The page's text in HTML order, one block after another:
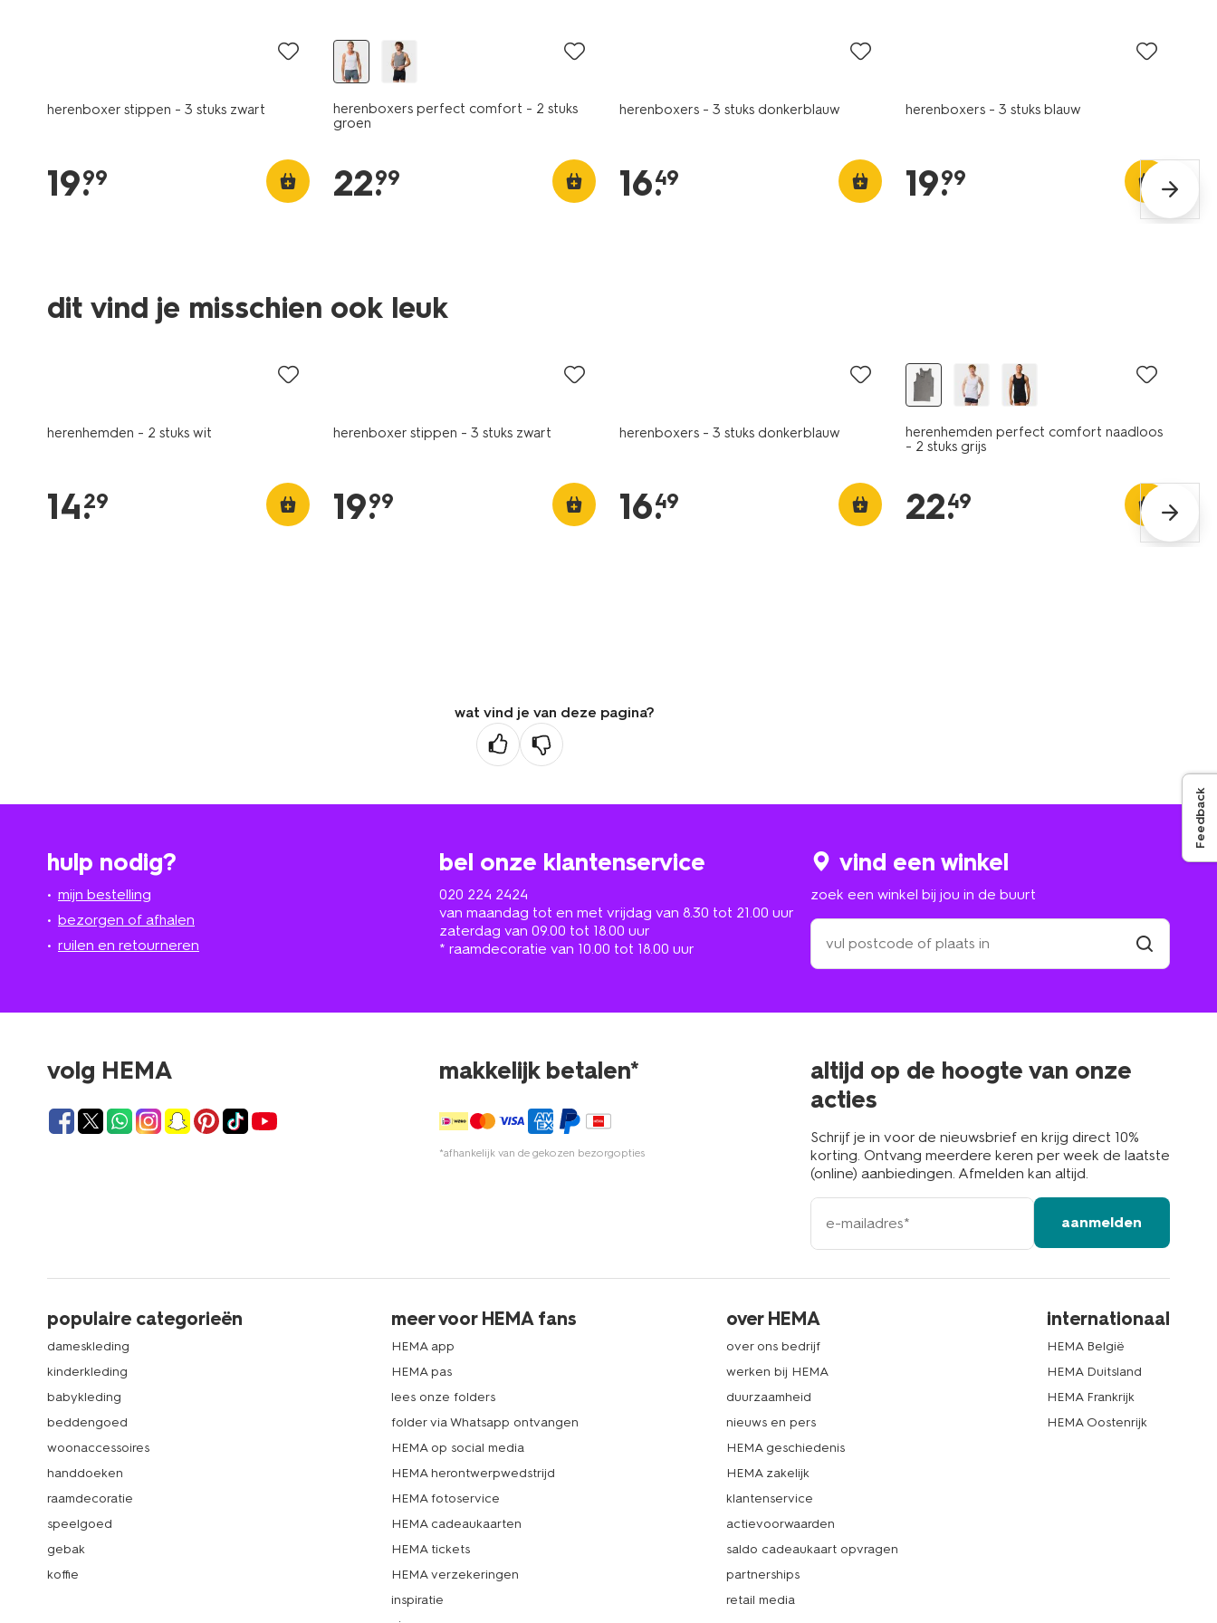
herenboxer stippen - 3 stuks zwart
19.
99
herenboxers perfect comfort - 2 stuks
groen
22.
99
herenboxers - 3 stuks donkerblauw
16.
49
herenboxers - 3 stuks blauw
19.
99
dit vind je misschien ook leuk
2 stuks
herenhemden - 2 stuks wit
14.
29
herenboxer stippen - 3 stuks zwart
19.
99
herenboxers - 3 stuks donkerblauw
16.
49
herenhemden perfect comfort naadloos
- 2 stuks grijs
22.
49
wat vind je van deze pagina?
hulp nodig?
mijn bestelling
bezorgen of afhalen
ruilen en retourneren
bel onze klantenservice
020 224 2424
van maandag tot en met vrijdag van 8.30 tot 21.00 uur
zaterdag van 09.00 tot 18.00 uur
* raamdecoratie van 10.00 tot 18.00 uur
vind een winkel
zoek een winkel bij jou in de buurt
zoek
een
winkel
in
volg HEMA makkelijk betalen*
*afhankelijk van de gekozen bezorgopties
altijd op de hoogte van onze
acties
Schrijf je in voor de nieuwsbrief en krijg direct 10%
korting. Ontvang meerdere keren per week de laatste
(online) aanbiedingen. Afmelden kan altijd.
e-
mailadres
aanmelden
populaire categorieën
dameskleding
kinderkleding
babykleding
beddengoed
woonaccessoires
handdoeken
raamdecoratie
speelgoed
gebak
koffie
meer voor HEMA fans
HEMA app
HEMA pas
lees onze folders
folder via Whatsapp ontvangen
HEMA op social media
HEMA herontwerpwedstrijd
HEMA fotoservice
HEMA cadeaukaarten
HEMA tickets
HEMA verzekeringen
inspiratie
over HEMA
over ons bedrijf
werken bij HEMA
duurzaamheid
nieuws en pers
HEMA geschiedenis
HEMA zakelijk
klantenservice
actievoorwaarden
saldo cadeaukaart opvragen
partnerships
retail media
internationaal
HEMA België
HEMA Duitsland
HEMA Frankrijk
HEMA Oostenrijk
Feedback